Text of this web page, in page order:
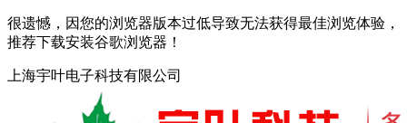
很遗憾，因您的浏览器版本过低导致无法获得最佳浏览体验，
推荐下载安装谷歌浏览器！
上海宇叶电子科技有限公司